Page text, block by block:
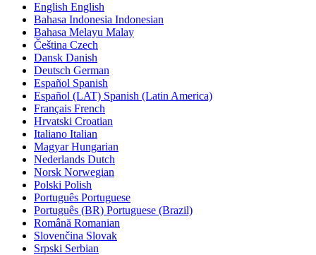
English English
Bahasa Indonesia Indonesian
Bahasa Melayu Malay
Čeština Czech
Dansk Danish
Deutsch German
Español Spanish
Español (LAT) Spanish (Latin America)
Français French
Hrvatski Croatian
Italiano Italian
Magyar Hungarian
Nederlands Dutch
Norsk Norwegian
Polski Polish
Português Portuguese
Português (BR) Portuguese (Brazil)
Română Romanian
Slovenčina Slovak
Srpski Serbian